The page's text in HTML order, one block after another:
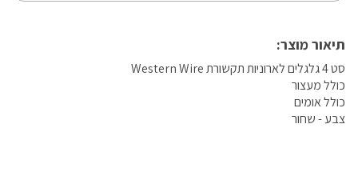
תיאור מוצר:
סט 4 גלגלים לארוניות תקשורת Western Wire
כולל מעצור
כולל אומים
צבע - שחור